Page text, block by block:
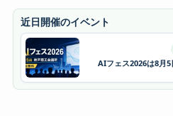
近日開催のイベント
AIフェス2026は8月